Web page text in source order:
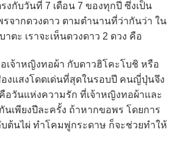
กับวันที่ 7 เดือน 7 ของทุกปี ซึ่งเป็น
รจากดวงดาว ตามตำนานที่ว่ากันว่า ใน
ตะ เราจะเห็นดวงดาว 2 ดวง คือ
จ้าหญิงทอผ้า กับดาวฮิโคะโบชิ หรือ
องแสงโดดเด่นที่สุดในรอบปี คนญี่ปุ่นจึง
อวันแห่งความรัก ที่เจ้าหญิงทอผ้าและ
นเพียงปีละครั้ง ถ้าหากขอพร โดยการ
บต้นไผ่ ทำโคมพู่กระดาษ ก็จะช่วยทำให้